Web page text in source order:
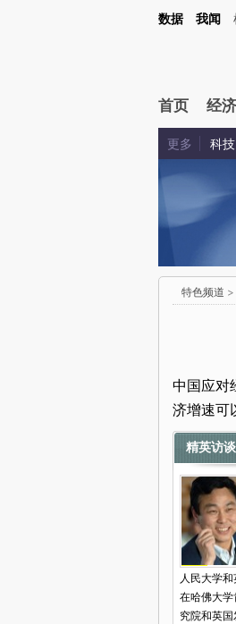
数据 我闻
首页 经济
更多 科技
特色频道 >
中国应对
济增速可
精英访
人民大学
在哈佛大
究院和英国